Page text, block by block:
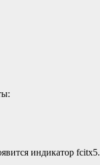
индикатор fcitx5.